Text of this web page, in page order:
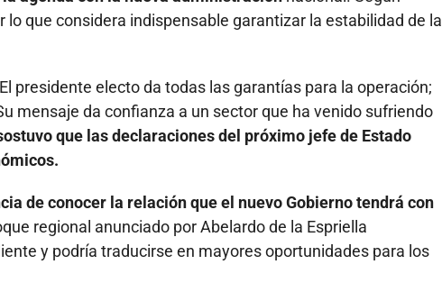
lo que considera indispensable garantizar la estabilidad de la
presidente electo da todas las garantías para la operación;
mensaje da confianza a un sector que ha venido sufriendo
que las declaraciones del próximo jefe de Estado
de conocer la relación que el nuevo Gobierno tendrá con
regional anunciado por Abelardo de la Espriella
y podría traducirse en mayores oportunidades para los